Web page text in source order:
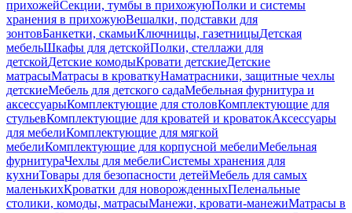
прихожейСекции, тумбы в прихожуюПолки и системы
хранения в прихожуюВешалки, подставки для
зонтовБанкетки, скамьиКлючницы, газетницыДетская
мебельШкафы для детскойПолки, стеллажи для
детскойДетские комодыКровати детскиеДетские
матрасыМатрасы в кроваткуНаматрасники, защитные чехлы
детскиеМебель для детского садаМебельная фурнитура и
аксессуарыКомплектующие для столовКомплектующие для
стульевКомплектующие для кроватей и кроватокАксессуары
для мебелиКомплектующие для мягкой
мебелиКомплектующие для корпусной мебелиМебельная
фурнитураЧехлы для мебелиСистемы хранения для
кухниТовары для безопасности детейМебель для самых
маленькихКроватки для новорожденныхПеленальные
столики, комоды, матрасыМанежи, кровати-манежиМатрасы в